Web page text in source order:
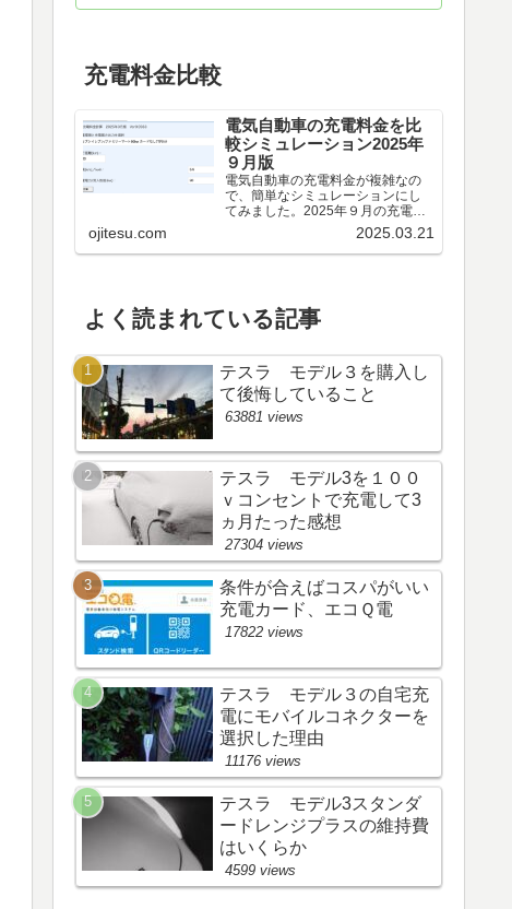
充電料金比較
電気自動車の充電料金を比
較シミュレーション2025年
９月版
電気自動車の充電料金が複雑なの
で、簡単なシミュレーションにし
てみました。2025年９月の充電料
金比較シミュレーション電気自動
車を検討しているけれど、どの充
電器が料金が安いのか、時間がど
ojitesu.com 2025.03.21
よく読まれている記事
テスラ モデル３を購入し
て後悔していること
63881 views
テスラ モデル3を１００
ｖコンセントで充電して3
ヵ月たった感想
27304 views
条件が合えばコスパがいい
充電カード、エコＱ電
17822 views
テスラ モデル３の自宅充
電にモバイルコネクターを
選択した理由
11176 views
テスラ モデル3スタンダ
ードレンジプラスの維持費
はいくらか
4599 views